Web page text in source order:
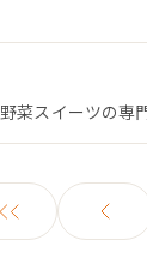
菜スイーツの専